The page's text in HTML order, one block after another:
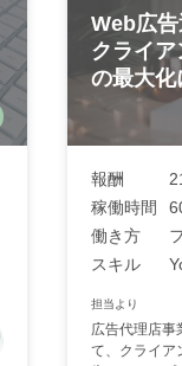
Web広告
クライ
の最大化
報酬
稼働時間
働き方
スキル
担当より
広告代理店事
て、クライア